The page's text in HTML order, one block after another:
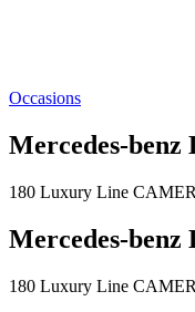
Occasions
Mercedes-benz
180 Luxury Line
Mercedes-benz
180 Luxury Line